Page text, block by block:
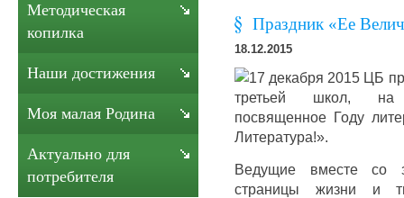
Праздник «Ее
18.12.2015
17 декабря 2015 ЦБ
третьей школ, на
посвященное Году
Литература!».
Ведущие вместе со
страницы жизни и
Методическая
копилка
Наши достижения
Моя малая Родина
Актуально для
потребителя